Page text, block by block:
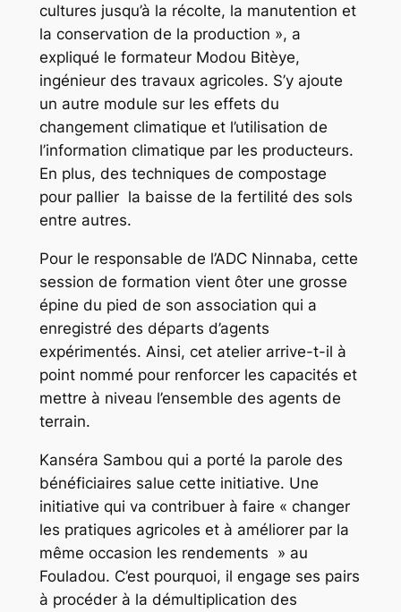
cultures jusqu’à la récolte, la manutention et
la conservation de la production », a
expliqué le formateur Modou Bitèye,
ingénieur des travaux agricoles. S’y ajoute
un autre module sur les effets du
changement climatique et l’utilisation de
l’information climatique par les producteurs.
En plus, des techniques de compostage
pour pallier la baisse de la fertilité des sols
entre autres.
Pour le responsable de l’ADC Ninnaba, cette
session de formation vient ôter une grosse
épine du pied de son association qui a
enregistré des départs d’agents
expérimentés. Ainsi, cet atelier arrive-t-il à
point nommé pour renforcer les capacités et
mettre à niveau l’ensemble des agents de
terrain.
Kanséra Sambou qui a porté la parole des
bénéficiaires salue cette initiative. Une
initiative qui va contribuer à faire « changer
les pratiques agricoles et à améliorer par la
même occasion les rendements » au
Fouladou. C’est pourquoi, il engage ses pairs
à procéder à la démultiplication des